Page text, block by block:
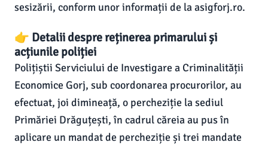
sesizării, conform unor informații de la asigforj.ro.
👉 Detalii despre reținerea primarului și
acțiunile poliției
Polițiștii Serviciului de Investigare a Criminalității
Economice Gorj, sub coordonarea procurorilor, au
efectuat, joi dimineață, o percheziție la sediul
Primăriei Drăguțești, în cadrul căreia au pus în
aplicare un mandat de percheziție și trei mandate